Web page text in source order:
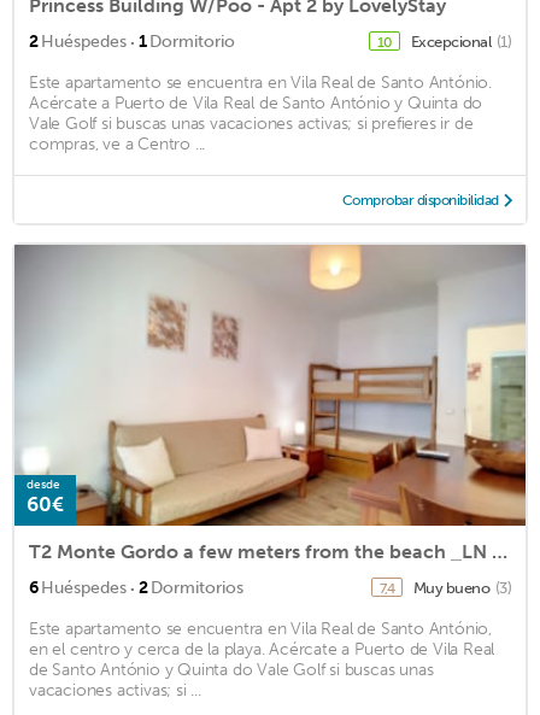
Princess Building W/Poo - Apt 2 by LovelyStay
2Huéspedes · 1Dormitorio 10 Excepcional (1)
Este apartamento se encuentra en Vila Real de Santo António.
Acércate a Puerto de Vila Real de Santo António y Quinta do
Vale Golf si buscas unas vacaciones activas; si prefieres ir de
compras, ve a Centro ...
Comprobar disponibilidad
desde
60€
T2 Monte Gordo a few meters from the beach _LN 0180/AL
6Huéspedes · 2Dormitorios 7,4 Muy bueno (3)
Este apartamento se encuentra en Vila Real de Santo António,
en el centro y cerca de la playa. Acércate a Puerto de Vila Real
de Santo António y Quinta do Vale Golf si buscas unas
vacaciones activas; si ...